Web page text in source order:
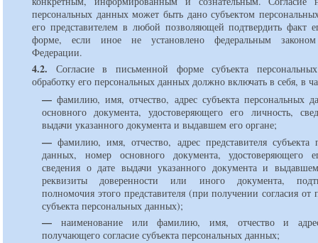
персональных данных может быть дано субъектом
его представителем в любой позволяющей подтвердить факт
форме, если иное не установлено федеральным законом
Федерации.
4.2. Согласие в письменной форме субъекта
обработку его персональных данных должно включать в себя, в
— фамилию, имя, отчество, адрес субъекта персональных
основного документа, удостоверяющего его личность,
выдачи указанного документа и выдавшем его органе;
— фамилию, имя, отчество, адрес представителя субъекта
данных, номер основного документа, удостоверяющего
сведения о дате выдачи указанного документа и
реквизиты доверенности или иного документа,
полномочия этого представителя (при получении согласия от
субъекта персональных данных);
— наименование или фамилию, имя, отчество и
получающего согласие субъекта персональных данных;